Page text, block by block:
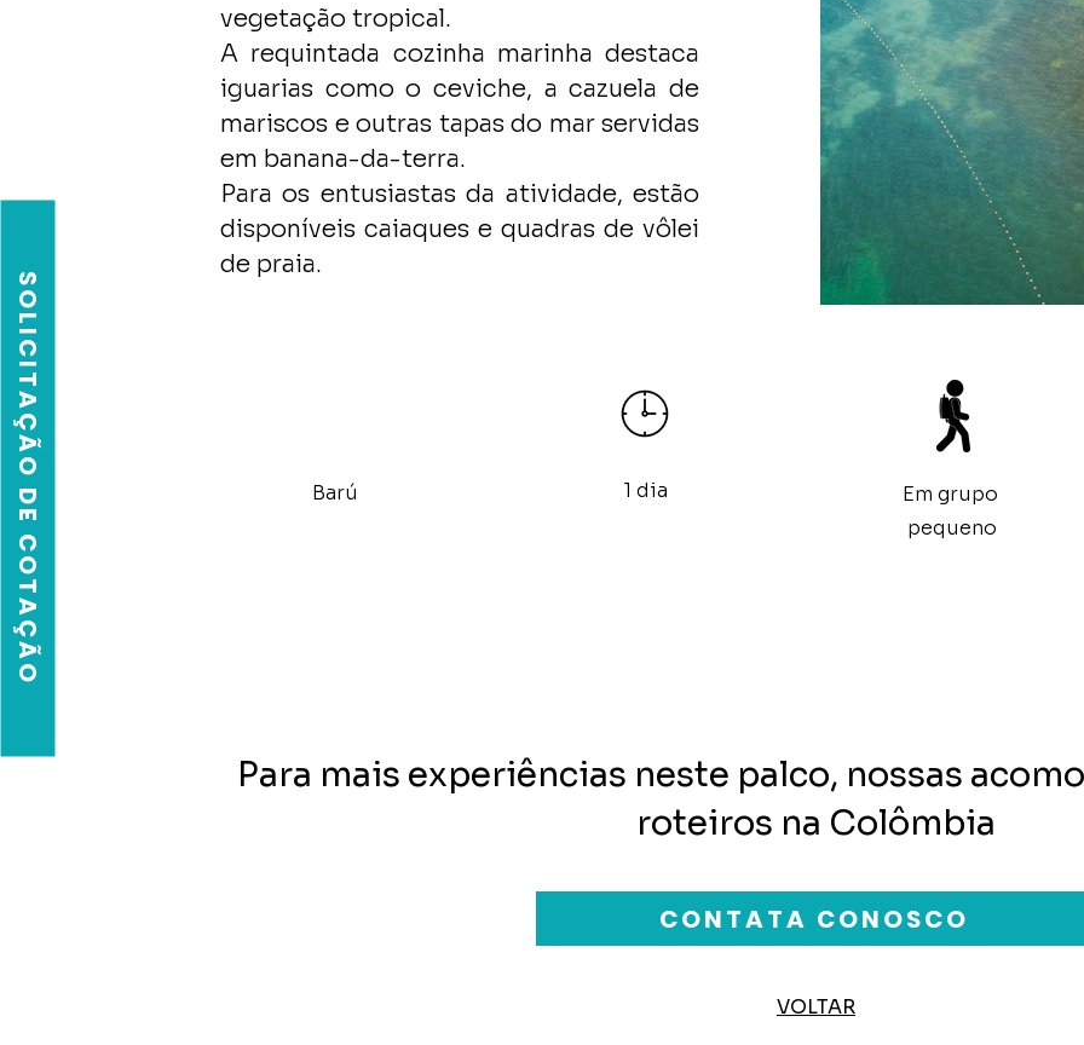
SOLICITAÇÃO DE COTAÇÃO
vegetação tropical.
A requintada cozinha marinha destaca
iguarias como o ceviche, a cazuela de
mariscos e outras tapas do mar servidas
em banana-da-terra.
Para os entusiastas da atividade, estão
disponíveis caiaques e quadras de vôlei
de praia.
Barú 1 dia
Em grupo
pequeno
Para mais experiências neste palco, nossas
roteiros na Colômbia
CONTATA CONOSCO
VOLTAR